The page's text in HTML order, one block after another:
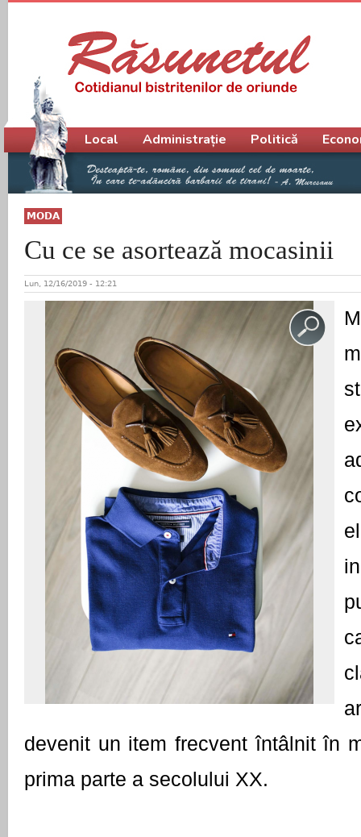
MODA
Cu ce se asortează mocasinii
Lun, 12/16/2019 - 12:21
devenit un item frecvent întâlnit în
prima parte a secolului XX.
Meniu principal
Local Administrație Politică